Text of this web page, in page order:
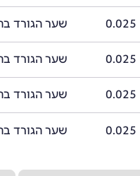
0.025 שער הגורד בתאריך 27/11/
0.025 שער הגורד בתאריך 28/11/
0.025 שער הגורד בתאריך 29/11/
0.025 שער הגורד בתאריך 30/11/